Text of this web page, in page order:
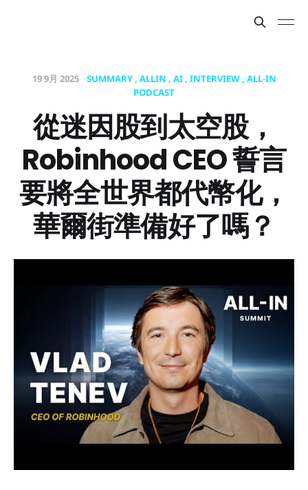
19 9月 2025 SUMMARY ALLIN AI INTERVIEW ALL-IN
PODCAST
從迷因股到太空股，
Robinhood CEO 誓言
要將全世界都代幣化，
華爾街準備好了嗎？